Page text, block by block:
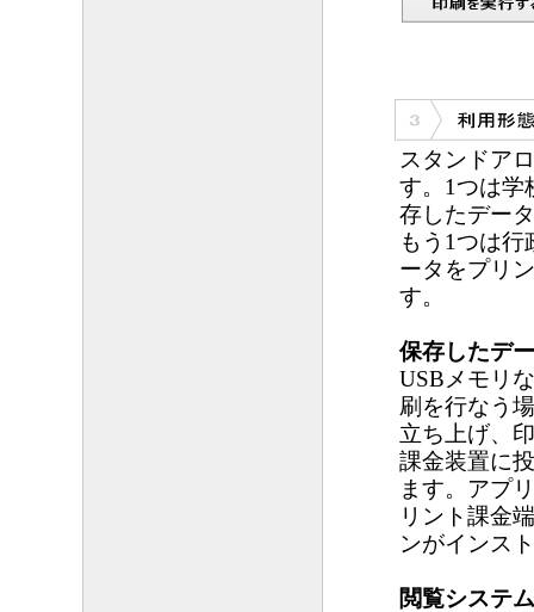
スタンドア
す。1つは学
存したデー
もう1つは
ータをプリ
す。
保存したデ
USBメモリ
刷を行なう
立ち上げ、
課金装置に
ます。アプ
リント課金
ンがインス
閲覧システ